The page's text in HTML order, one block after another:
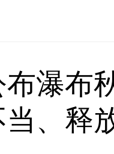
布瀑布
、释